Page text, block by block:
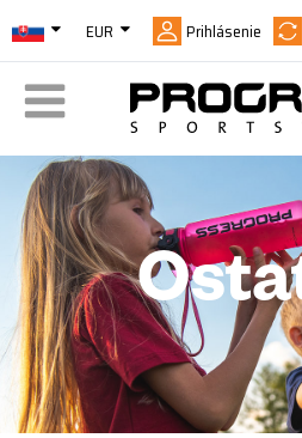
EUR Prihlásenie